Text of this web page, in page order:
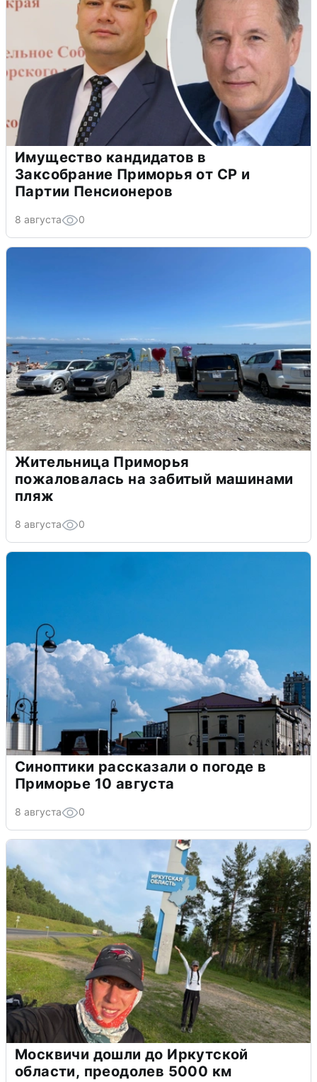
Имущество кандидатов в
Заксобрание Приморья от СР и
Партии Пенсионеров
8 августа 0
Жительница Приморья
пожаловалась на забитый машинами
пляж
8 августа 0
Синоптики рассказали о погоде в
Приморье 10 августа
8 августа 0
Москвичи дошли до Иркутской
области, преодолев 5000 км